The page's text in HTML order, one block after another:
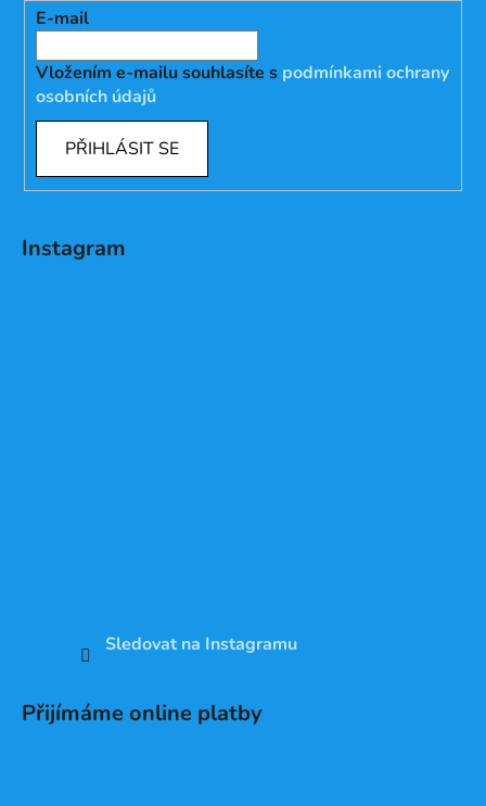
E-mail
Vložením e-mailu souhlasíte s podmínkami ochrany
osobních údajů
PŘIHLÁSIT SE
Instagram
Sledovat na Instagramu
Přijímáme online platby